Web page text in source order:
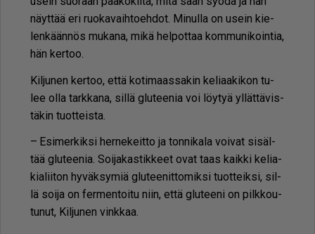
näyt­tää eri ruo­ka­vaih­to­eh­dot. Mi­nul­la on usein kie­
len­kään­nös mu­ka­na, mikä hel­pot­taa kom­mu­ni­koin­tia,
hän ker­too.
Kil­ju­nen ker­too, et­tä ko­ti­maas­sa­kin ke­li­aa­ki­kon tu­
lee ol­la tark­ka­na, sil­lä glu­tee­nia voi löy­tyä yl­lät­tä­vis­
tä­kin tuot­teis­ta.
– Esi­mer­kik­si her­ne­keit­to ja ton­ni­ka­la voi­vat si­säl­
tää glu­tee­nia. Soi­ja­kas­tik­keet ovat taas kaik­ki ke­li­a­
ki­a­lii­ton hy­väk­sy­miä glu­tee­nit­to­mik­si tuot­teik­si, sil­
lä soi­ja on fer­men­toi­tu niin, et­tä glu­tee­ni on pilk­kou­
tu­nut, Kil­ju­nen vink­kaa.